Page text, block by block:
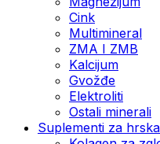
Cink
Multimineral
ZMA I ZMB
Kalcijum
Gvožđe
Elektroliti
Ostali minerali
Suplementi za